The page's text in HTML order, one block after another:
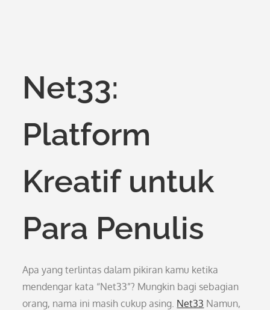
Net33:
Platform
Kreatif untuk
Para Penulis
Apa yang terlintas dalam pikiran kamu ketika
mendengar kata “Net33”? Mungkin bagi sebagian
orang, nama ini masih cukup asing. Net33 Namun,